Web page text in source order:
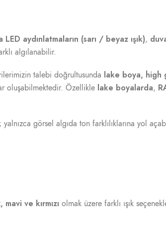
aydınlatmaların (sarı / beyaz ışık),
algılanabilir.
talebi doğrultusunda lake boya, high
oluşabilmektedir. Özellikle lake boyalarda,
; yalnızca görsel algıda ton farklılıklarına yol
mavi ve kırmızı olmak üzere farklı ışık